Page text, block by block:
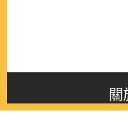
關